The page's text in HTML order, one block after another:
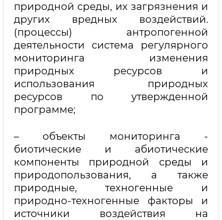
природной среды, их загрязнения и
других вредных воздействий.
(процессы) антропогенной
деятельности система регулярного
мониторинга изменения
природных ресурсов и
использования природных
ресурсов по утвержденной
программе;
– объекты мониторинга -
биотические и абиотические
компоненты природной среды и
природопользования, а также
природные, техногенные и
природно-техногенные факторы и
источники воздействия на